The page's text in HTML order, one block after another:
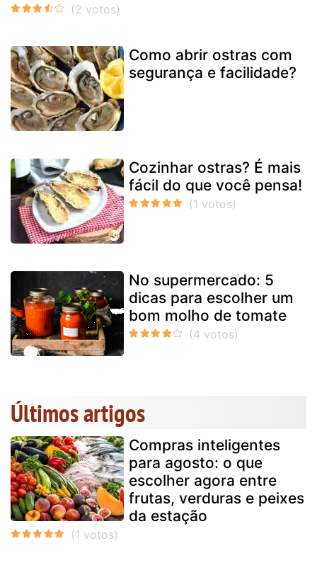
Como abrir ostras com
segurança e facilidade?
Cozinhar ostras? É mais
fácil do que você pensa!
No supermercado: 5
dicas para escolher um
bom molho de tomate
Últimos artigos
Compras inteligentes
para agosto: o que
escolher agora entre
frutas, verduras e peixes
da estação